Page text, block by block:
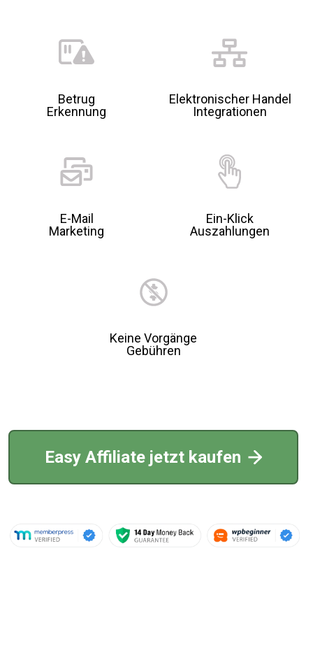
Betrug
Erkennung
Elektronischer Handel
Integrationen
E-Mail
Marketing
Ein-Klick
Auszahlungen
Keine Vorgänge
Gebühren
Easy Affiliate jetzt kaufen